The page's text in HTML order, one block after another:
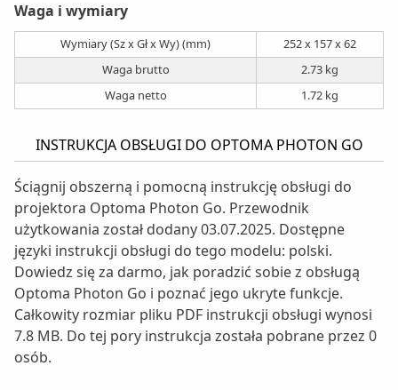
Waga i wymiary
Wymiary (Sz x Gł x Wy) (mm)
252 x 157 x 62
Waga brutto
2.73 kg
Waga netto
1.72 kg
INSTRUKCJA OBSŁUGI DO OPTOMA PHOTON GO
Ściągnij obszerną i pomocną instrukcję obsługi do
projektora Optoma Photon Go. Przewodnik
użytkowania został dodany 03.07.2025. Dostępne
języki instrukcji obsługi do tego modelu: polski.
Dowiedz się za darmo, jak poradzić sobie z obsługą
Optoma Photon Go i poznać jego ukryte funkcje.
Całkowity rozmiar pliku PDF instrukcji obsługi wynosi
7.8 MB. Do tej pory instrukcja została pobrane przez 0
osób.